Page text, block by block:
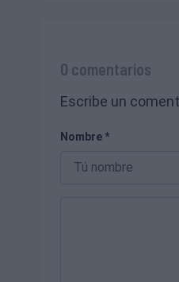
0 comentarios
Escribe un
Nombre *